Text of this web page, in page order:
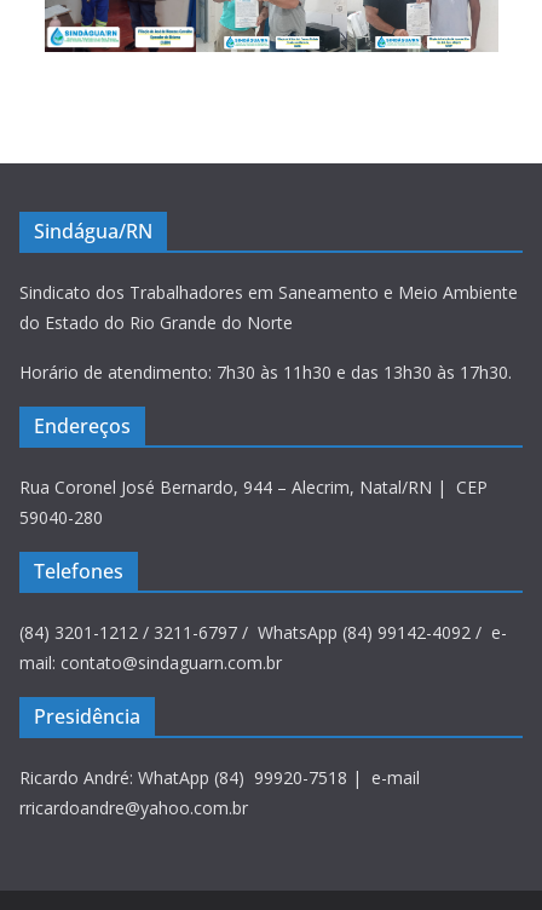
Sindágua/RN
Sindicato dos Trabalhadores em Saneamento e Meio Ambiente
do Estado do Rio Grande do Norte
Horário de atendimento: 7h30 às 11h30 e das 13h30 às 17h30.
Endereços
Rua Coronel José Bernardo, 944 – Alecrim, Natal/RN | CEP
59040-280
Telefones
(84) 3201-1212 / 3211-6797 / WhatsApp (84) 99142-4092 / e-
mail: contato@sindaguarn.com.br
Presidência
Ricardo André: WhatApp (84) 99920-7518 | e-mail
rricardoandre@yahoo.com.br